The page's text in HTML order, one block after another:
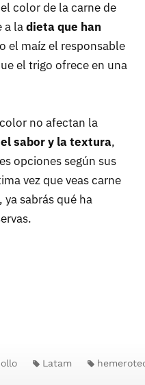
color de la carne de
a ladieta que han
el maíz el responsable
el trigo ofrece en una
no afectan la
sabor y la textura,
opciones según sus
vez que veas carne
sabrás qué ha
Latam